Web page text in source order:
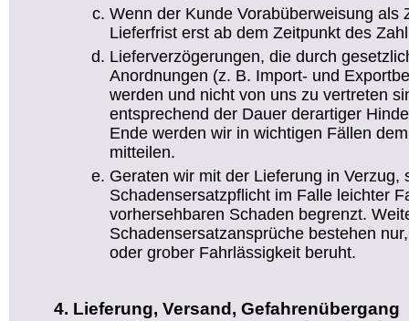
Wenn der Kunde Vorabüberweisung als
Lieferfrist erst ab dem Zeitpunkt des
Lieferverzögerungen, die durch
Anordnungen (z. B. Import- und
werden und nicht von uns zu vertreten
entsprechend der Dauer derartiger
Ende werden wir in wichtigen Fällen
mitteilen.
Geraten wir mit der Lieferung in Verzug,
Schadensersatzpflicht im Falle leichter
vorhersehbaren Schaden begrenzt.
Schadensersatzansprüche bestehen
oder grober Fahrlässigkeit beruht.
Lieferung, Versand, Gefahrenübergang